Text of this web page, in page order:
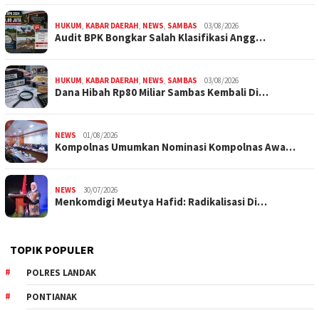
HUKUM, KABAR DAERAH, NEWS, SAMBAS 03/08/2026
Audit BPK Bongkar Salah Klasifikasi Angg…
HUKUM, KABAR DAERAH, NEWS, SAMBAS 03/08/2026
Dana Hibah Rp80 Miliar Sambas Kembali Di…
NEWS 01/08/2026
Kompolnas Umumkan Nominasi Kompolnas Awa…
NEWS 30/07/2026
Menkomdigi Meutya Hafid: Radikalisasi Di…
TOPIK POPULER
POLRES LANDAK
PONTIANAK